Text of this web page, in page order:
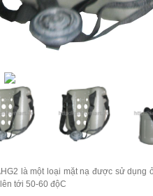
là một loại mặt nạ được sử
tới 50-60 độC